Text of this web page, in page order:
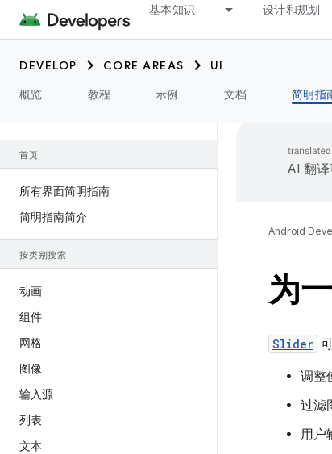
基本知识 设计和规划
DEVELOP CORE AREAS
UI
概览
教程 示例 文档 简明指
首页
所有界面简明指南
简明指南简介
按类别搜索
动画
组件
网格
图像
输入源
列表
文本
AI 翻译
Android
为
Slider
调整
过滤
用户